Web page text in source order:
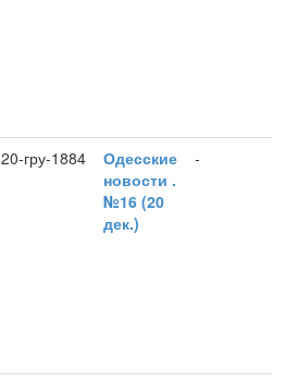
20-гру-1884
Одесские
новости .
№16 (20
дек.)
-